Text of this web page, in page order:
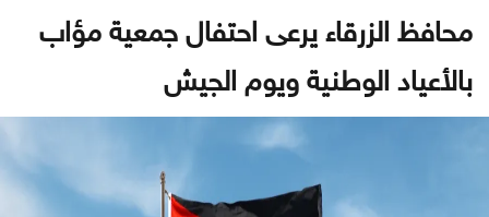
محافظ الزرقاء يرعى احتفال جمعية مؤاب
بالأعياد الوطنية ويوم الجيش